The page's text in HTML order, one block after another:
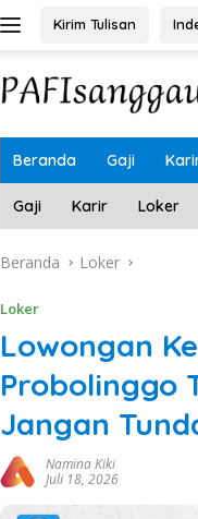
Kirim Tulisan
Beranda Gaji
Gaji Karir Loker
Beranda Loker
Loker
Lowongan
Probolinggo
Jangan
Namina Kiki
Juli 18, 2026